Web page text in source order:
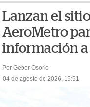
Lanzan el
AeroMetro
información
Por Geber Osorio
04 de agosto de 2026, 16:51